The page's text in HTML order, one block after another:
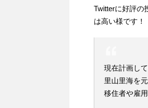
Twitterに好評の
は高い様です！
現在計画し
里山里海を
移住者や雇